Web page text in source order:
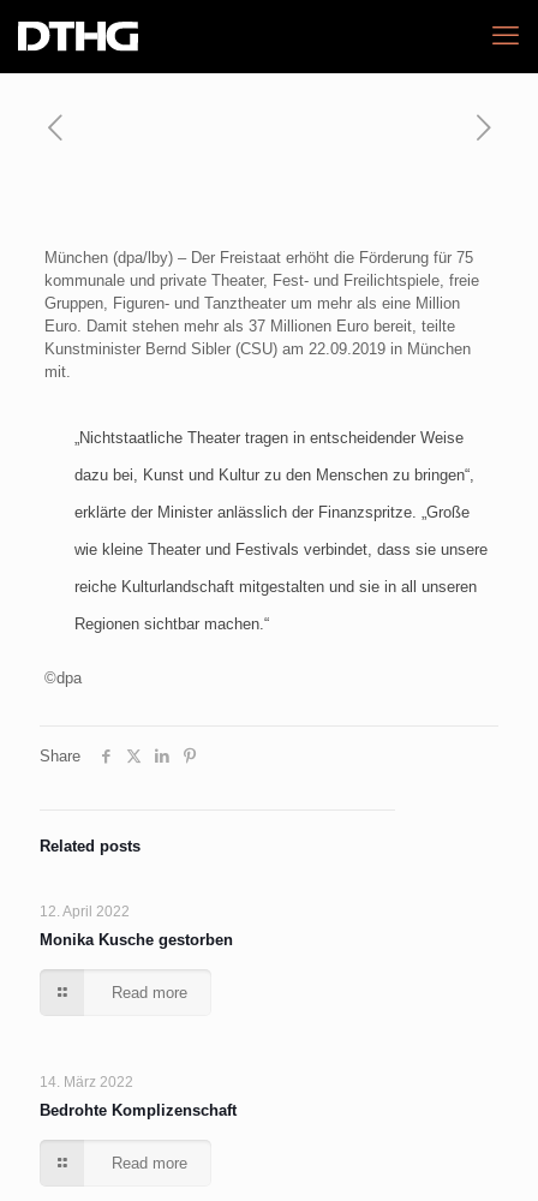
München (dpa/lby) – Der Freistaat erhöht die Förderung für 75
kommunale und private Theater, Fest- und Freilichtspiele, freie
Gruppen, Figuren- und Tanztheater um mehr als eine Million
Euro. Damit stehen mehr als 37 Millionen Euro bereit, teilte
Kunstminister Bernd Sibler (CSU) am 22.09.2019 in München
mit.
„Nichtstaatliche Theater tragen in entscheidender Weise
dazu bei, Kunst und Kultur zu den Menschen zu bringen“,
erklärte der Minister anlässlich der Finanzspritze. „Große
wie kleine Theater und Festivals verbindet, dass sie unsere
reiche Kulturlandschaft mitgestalten und sie in all unseren
Regionen sichtbar machen.“
©dpa
Share
Related posts
12. April 2022
Monika Kusche gestorben
Read more
14. März 2022
Bedrohte Komplizenschaft
Read more